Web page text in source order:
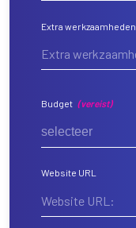
Extra werkzaamheden
Budget (vereist)
selecteer
Website URL